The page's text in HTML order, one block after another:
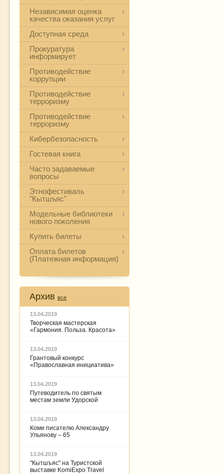
Независимая оценка
качества оказания услуг
Доступная среда
Прокуратура
информирует
Противодействие
коррупции
Противодействие
терроризму
Противодействие
терроризму
Кибербезопасность
Гостевая книга
Часто задаваемые
вопросы
Этнофестиваль
"Кытшъяс"
Модельные библиотеки
нового поколения
Купить билеты
Оплата билетов
(Платежная информация)
Архив все
13.04.2019
Творческая мастерская
«Гармония. Польза. Красота»
13.04.2019
Грантовый конкурс
«Православная инициатива»
13.04.2019
Путеводитель по святым
местам земли Удорской
13.04.2019
Коми писателю Александру
Ульянову – 65
13.04.2019
"Кытшъяс" на Туристской
выставке KomiExpo Travel